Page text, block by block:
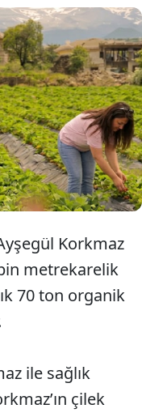
Ayşegül Korkmaz
başladıkları çilek
20 dönümlük
yılda yaklaşık
bahçelerinde
toplama imkânı da
Korkmaz
metrekarelik
70 ton organik
ile sağlık
çilek